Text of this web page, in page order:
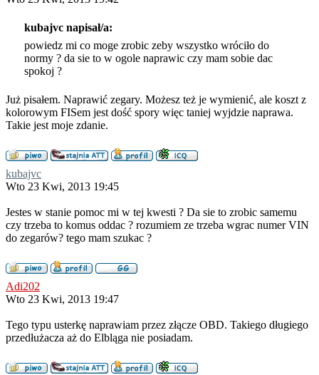
kubajvc napisał/a:
powiedz mi co moge zrobic zeby wszystko wróciło do
normy ? da sie to w ogole naprawic czy mam sobie dac
spokoj ?
Już pisałem. Naprawić zegary. Możesz też je wymienić, ale koszt z
kolorowym FISem jest dość spory więc taniej wyjdzie naprawa.
Takie jest moje zdanie.
kubajvc
Wto 23 Kwi, 2013 19:45
Jestes w stanie pomoc mi w tej kwesti ? Da sie to zrobic samemu
czy trzeba to komus oddac ? rozumiem ze trzeba wgrac numer VIN
do zegarów? tego mam szukac ?
Adi202
Wto 23 Kwi, 2013 19:47
Tego typu usterkę naprawiam przez złącze OBD. Takiego długiego
przedłużacza aż do Elbląga nie posiadam.